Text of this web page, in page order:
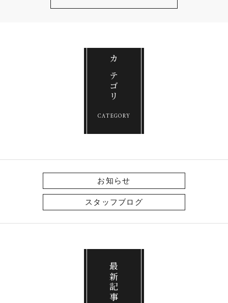
カテゴリ
CATEGORY
お知らせ
スタッフブログ
最新記事